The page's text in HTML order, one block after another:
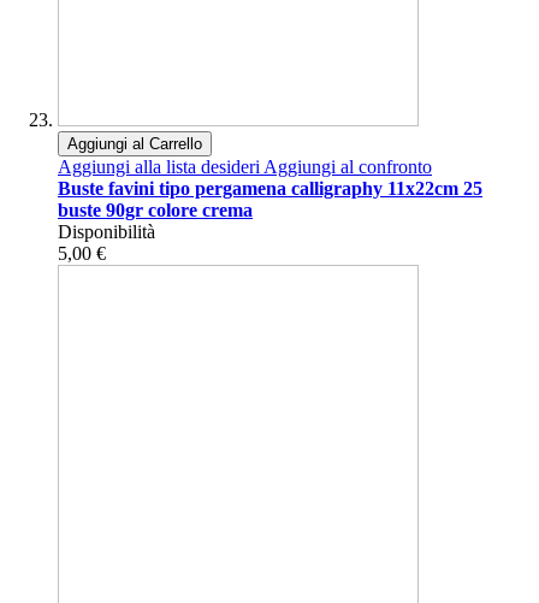
Aggiungi al Carrello
Aggiungi alla lista desideriAggiungi al confronto
Buste favini tipo pergamena calligraphy 11x22cm 25
buste 90gr colore crema
Disponibilità
5,00 €